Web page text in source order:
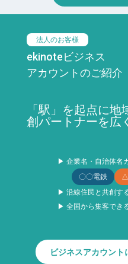
法人のお客様
ekinoteビジネス
アカウントのご紹介
「駅」を起点に
創パートナーを広
▶ 企業名・自治体名
〇〇電鉄
▶ 沿線住民と共創す
▶ 全国から集客でき
ビジネスアカウント